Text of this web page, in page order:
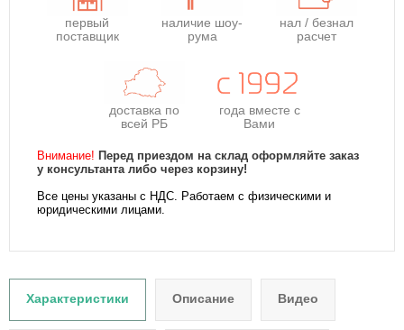
первый
поставщик
наличие шоу-
рума
нал / безнал
расчет
доставка по
всей РБ
года вместе с
Вами
Внимание! Перед приездом на склад оформляйте заказ
у консультанта либо через корзину!
Все цены указаны с НДС. Работаем с физическими и
юридическими лицами.
Характеристики Описание Видео